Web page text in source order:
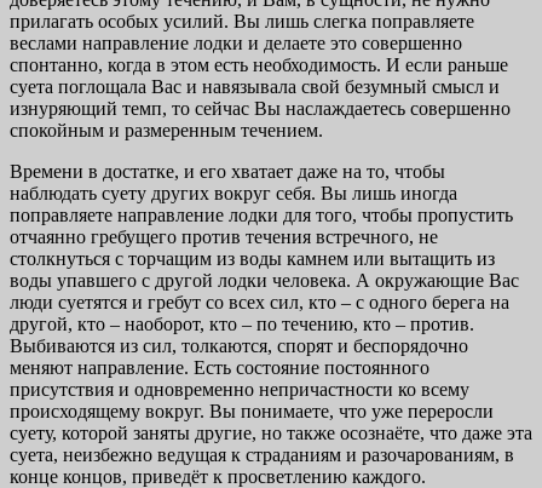
прилагать особых усилий. Вы лишь слегка поправляете
веслами направление лодки и делаете это совершенно
спонтанно, когда в этом есть необходимость. И если раньше
суета поглощала Вас и навязывала свой безумный смысл и
изнуряющий темп, то сейчас Вы наслаждаетесь совершенно
спокойным и размеренным течением.
Времени в достатке, и его хватает даже на то, чтобы
наблюдать суету других вокруг себя. Вы лишь иногда
поправляете направление лодки для того, чтобы пропустить
отчаянно гребущего против течения встречного, не
столкнуться с торчащим из воды камнем или вытащить из
воды упавшего с другой лодки человека. А окружающие Вас
люди суетятся и гребут со всех сил, кто – с одного берега на
другой, кто – наоборот, кто – по течению, кто – против.
Выбиваются из сил, толкаются, спорят и беспорядочно
меняют направление. Есть состояние постоянного
присутствия и одновременно непричастности ко всему
происходящему вокруг. Вы понимаете, что уже переросли
суету, которой заняты другие, но также осознаёте, что даже эта
суета, неизбежно ведущая к страданиям и разочарованиям, в
конце концов, приведёт к просветлению каждого.